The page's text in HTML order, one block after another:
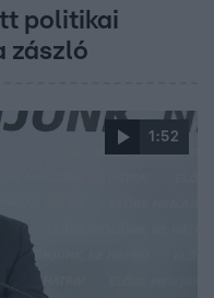
politikai
zászló
1:52